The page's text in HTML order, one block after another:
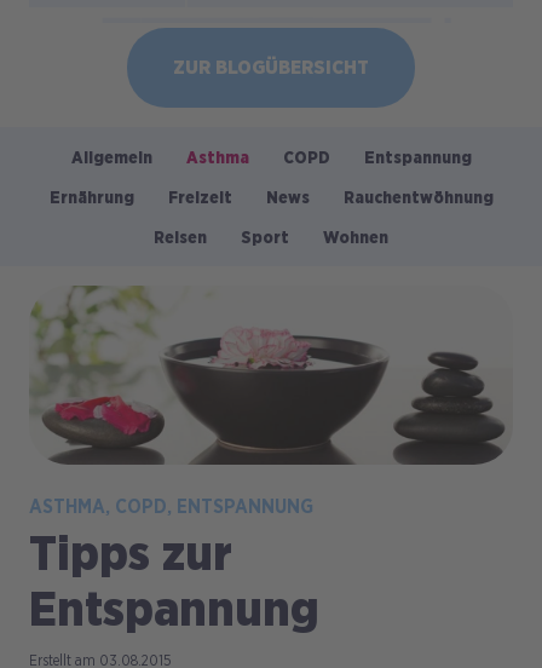
ZUR BLOGÜBERSICHT
Kategorien
Allgemein Asthma COPD Entspannung
Ernährung Freizeit News Rauchentwöhnung
Reisen Sport Wohnen
Bild
ASTHMA COPD ENTSPANNUNG
Tipps zur
Entspannung
03.08.2015